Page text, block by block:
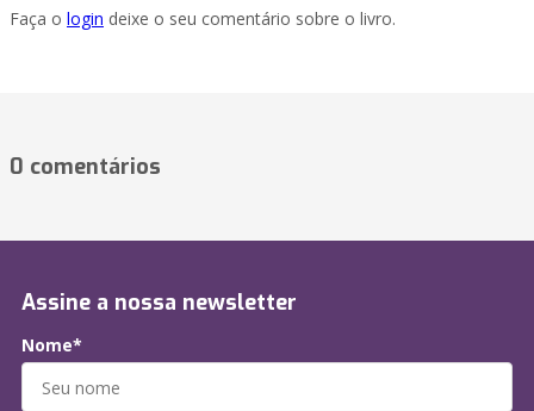
Faça o login deixe o seu comentário sobre o livro.
0 comentários
Assine a nossa newsletter
Nome*